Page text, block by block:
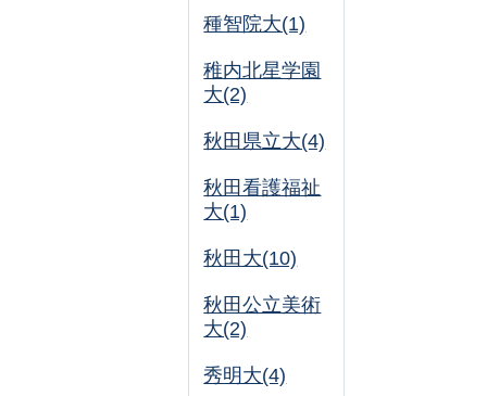
種智院大(1)
稚内北星学園
大(2)
秋田県立大(4)
秋田看護福祉
大(1)
秋田大(10)
秋田公立美術
大(2)
秀明大(4)